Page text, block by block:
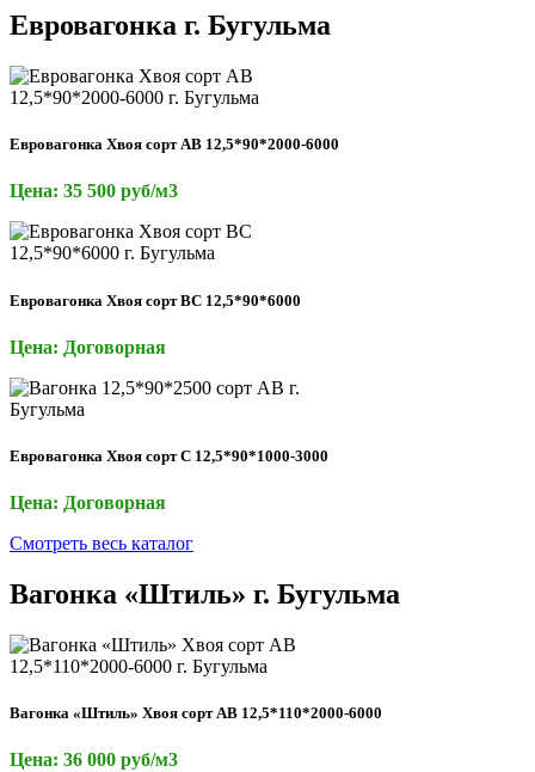
Евровагонка г. Бугульма
Евровагонка Хвоя сорт AB 12,5*90*2000-6000
Цена: 35 500 руб/м3
Евровагонка Хвоя сорт ВС 12,5*90*6000
Цена: Договорная
Евровагонка Хвоя сорт С 12,5*90*1000-3000
Цена: Договорная
Смотреть весь каталог
Вагонка «Штиль» г. Бугульма
Вагонка «Штиль» Хвоя сорт АВ 12,5*110*2000-6000
Цена: 36 000 руб/м3